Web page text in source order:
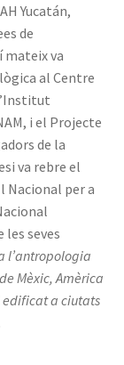
Yucatán,
de
mateix va
al Centre
i el Projecte
de la
va rebre el
Nacional per a
seves
l’antropologia
Mèxic, Amèrica
a ciutats